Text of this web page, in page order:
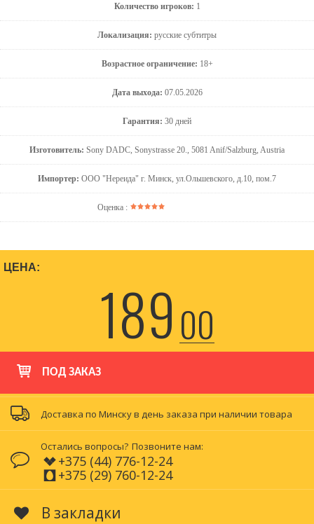
Количество игроков: 1
Локализация: русские субтитры
Возрастное ограничение: 18+
Дата выхода: 07.05.2026
Гарантия: 30 дней
Изготовитель: Sony DADC, Sonystrasse 20., 5081 Anif/Salzburg, Austria
Импортер: ООО "Нереида" г. Минск, ул.Ольшевского, д.10, пом.7
Оценка :
ЦЕНА:
18900
ПОД ЗАКАЗ
Доставка по Минску в день заказа при наличии товара
Остались вопросы? Позвоните нам:
+375 (44) 776-12-24
+375 (29) 760-12-24
В закладки